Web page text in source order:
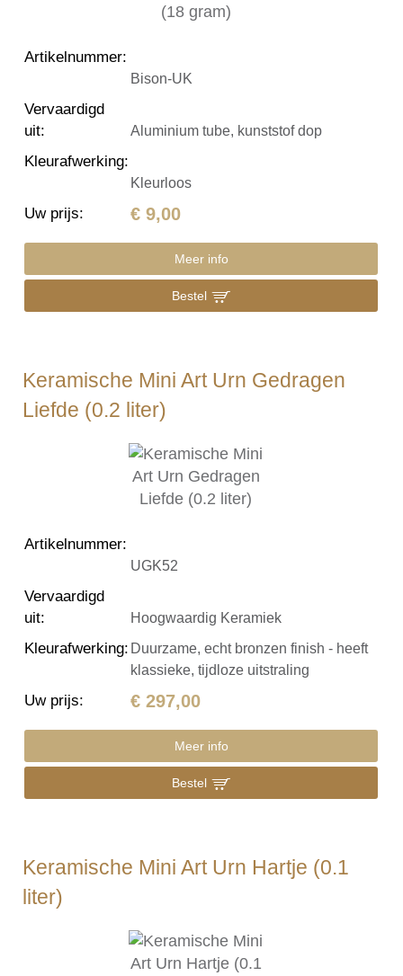
Artikelnummer:
Bison-UK
Vervaardigd
uit: Aluminium tube, kunststof dop
Kleurafwerking:
Kleurloos
Uw prijs: € 9,00
Meer info
Bestel
Keramische Mini Art Urn Gedragen
Liefde (0.2 liter)
Artikelnummer:
UGK52
Vervaardigd
uit: Hoogwaardig Keramiek
Kleurafwerking: Duurzame, echt bronzen finish - heeft
klassieke, tijdloze uitstraling
Uw prijs: € 297,00
Meer info
Bestel
Keramische Mini Art Urn Hartje (0.1
liter)